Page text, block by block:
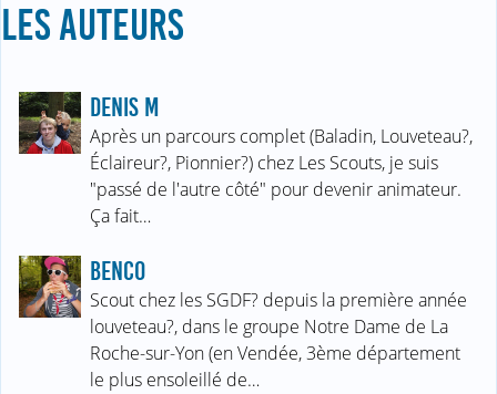
LES AUTEURS
DENIS M
Après un parcours complet (Baladin, Louveteau?,
Éclaireur?, Pionnier?) chez Les Scouts, je suis
"passé de l'autre côté" pour devenir animateur.
Ça fait…
BENCO
Scout chez les SGDF? depuis la première année
louveteau?, dans le groupe Notre Dame de La
Roche-sur-Yon (en Vendée, 3ème département
le plus ensoleillé de…